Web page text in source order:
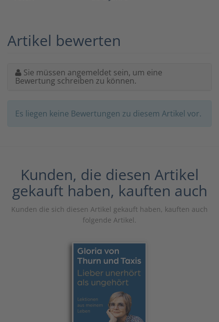
Artikel bewerten
Sie müssen angemeldet sein, um eine
Bewertung schreiben zu können.
Es liegen keine Bewertungen zu diesem Artikel vor.
Kunden, die diesen Artikel
gekauft haben, kauften auch
Kunden die sich diesen Artikel gekauft haben, kauften auch
folgende Artikel.